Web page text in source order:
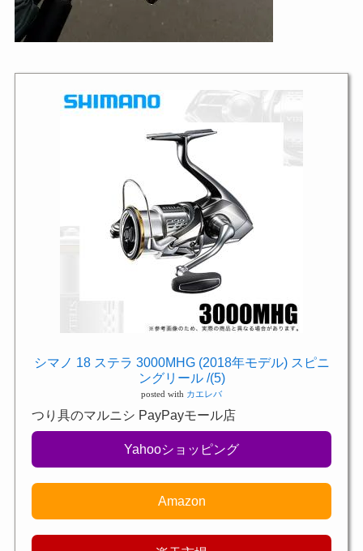
シマノ 18 ステラ 3000MHG (2018年モデル) スピニ
ングリール /(5)
posted with カエレバ
つり具のマルニシ PayPayモール店
Yahooショッピング
Amazon